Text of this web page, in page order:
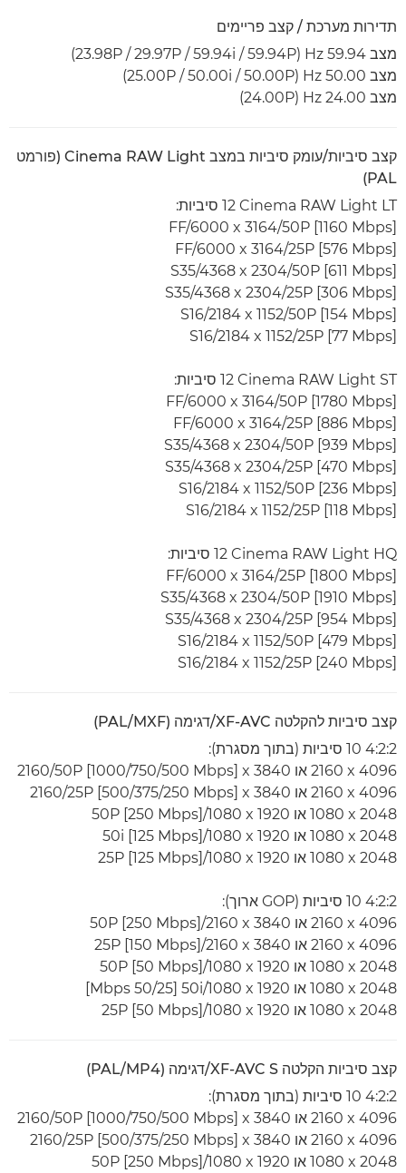
תדירות מערכת / קצב פריימים
מצב 59.94 Hz‏ (59.94P‏ / 59.94i‏ / 29.97P‏ / 23.98P)
מצב 50.00 Hz‏ (50.00P‏ / 50.00i‏ / 25.00P)
מצב 24.00 Hz‏ (24.00P)
קצב סיביות/עומק סיביות במצב Cinema RAW Light (פורמט
PAL)
Cinema RAW Light LT ‏12 סיביות:
FF/6000 x 3164/50P [1160 Mbps]
FF/6000 x 3164/25P [576 Mbps]
S35/4368 x 2304/50P [611 Mbps]
S35/4368 x 2304/25P [306 Mbps]
S16/2184 x 1152/50P [154 Mbps]
S16/2184 x 1152/25P [77 Mbps]
Cinema RAW Light ST ‏12 סיביות:
FF/6000 x 3164/50P [1780 Mbps]
FF/6000 x 3164/25P [886 Mbps]
S35/4368 x 2304/50P [939 Mbps]
S35/4368 x 2304/25P [470 Mbps]
S16/2184 x 1152/50P [236 Mbps]
S16/2184 x 1152/25P [118 Mbps]
Cinema RAW Light HQ ‏12 סיביות:
FF/6000 x 3164/25P [1800 Mbps]
S35/4368 x 2304/50P [1910 Mbps]
S35/4368 x 2304/25P [954 Mbps]
S16/2184 x 1152/50P [479 Mbps]
S16/2184 x 1152/25P [240 Mbps]
קצב סיביות להקלטה XF-AVC/דגימה (PAL/MXF)
4:2:2 10 סיביות (בתוך מסגרת):
4096 x‏ 2160 או 3840 x‏ 2160/50P [1000/750/500 Mbps]
4096 x‏ 2160 או 3840 x‏ 2160/25P [500/375/250 Mbps]
2048 x‏ 1080 או 1920 x‏ 1080‏/50P [250 Mbps]
2048 x‏ 1080 או 1920 x‏ 1080‏/50i [125 Mbps]
2048 x‏ 1080 או 1920 x‏ 1080‏/25P [125 Mbps]
4:2:2 10 סיביות (GOP ארוך):
4096 x‏ 2160 או 3840 x‏ 2160‏/50P [250 Mbps]
4096 x‏ 2160 או 3840 x‏ 2160‏/25P [150 Mbps]
2048 x‏ 1080 או 1920 x‏ 1080‏/50P [50 Mbps]
2048 x‏ 1080 או 1920 x‏ 1080‏/50i‏ [50/25 Mbps]
2048 x‏ 1080 או 1920 x‏ 1080‏/25P [50 Mbps]
קצב סיביות הקלטה XF-AVC S/דגימה (PAL/MP4)
4:2:2 10 סיביות (בתוך מסגרת):
4096 x‏ 2160 או 3840 x‏ 2160/50P [1000/750/500 Mbps]
4096 x‏ 2160 או 3840 x‏ 2160/25P [500/375/250 Mbps]
2048 x‏ 1080 או 1920 x‏ 1080‏/50P [250 Mbps]